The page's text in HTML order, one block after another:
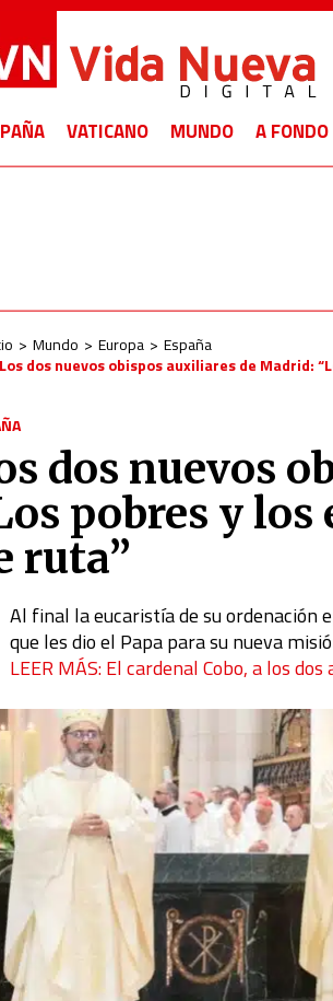
VATICANO MUNDO A FONDO
Mundo Europa
España
Los dos nuevos obispos auxiliares de Madrid:
dos nuevos
pobres y
ruta”
Al final la eucaristía de su ordenación
que les dio el Papa para su nueva
LEER MÁS: El cardenal Cobo, a los